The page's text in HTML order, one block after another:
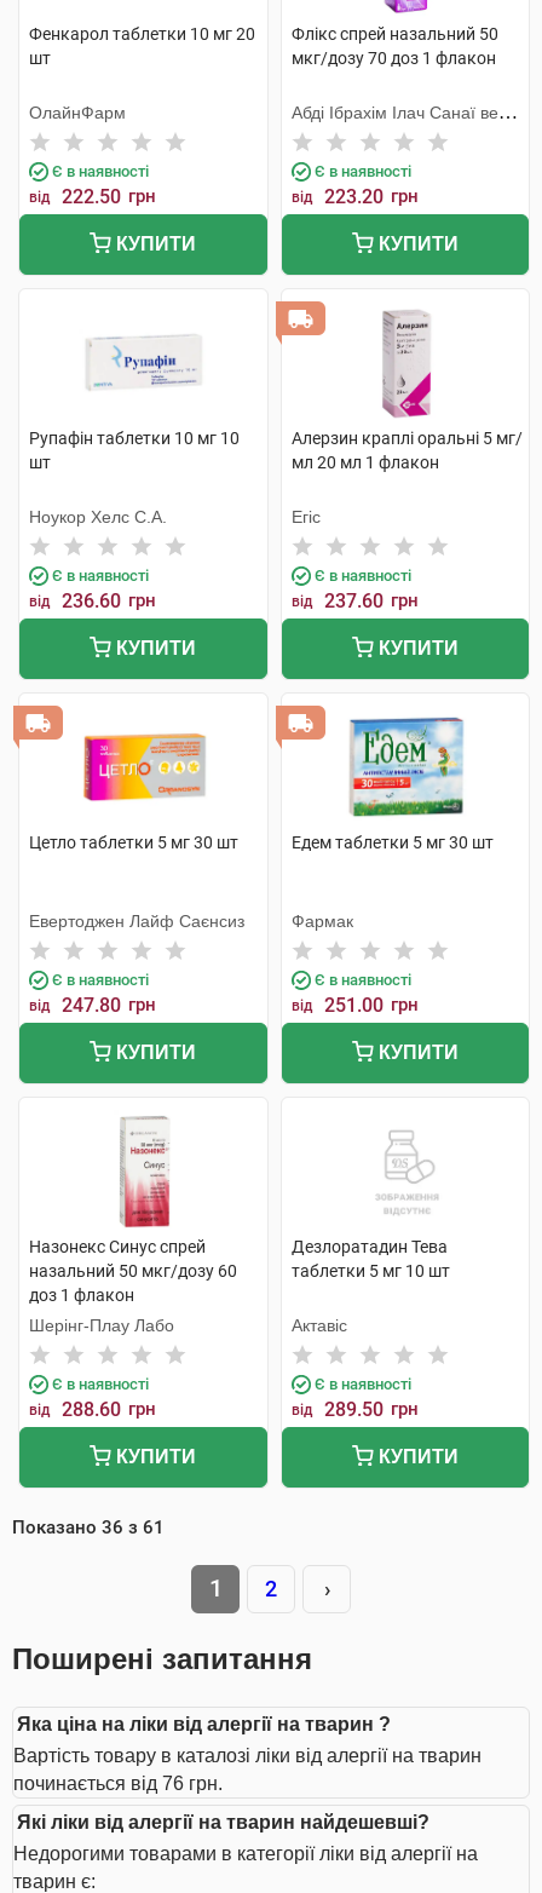
Фенкарол таблетки 10 мг 20
шт
ОлайнФарм
Є в наявності
від 222.50 грн
КУПИТИ
Флікс спрей назальний 50
мкг/дозу 70 доз 1 флакон
Абді Ібрахім Ілач Санаї ве
Тіджарет
Є в наявності
від 223.20 грн
КУПИТИ
Рупафін таблетки 10 мг 10
шт
Ноукор Хелс С.А.
Є в наявності
від 236.60 грн
КУПИТИ
Алерзин краплі оральні 5 мг/
мл 20 мл 1 флакон
Егіс
Є в наявності
від 237.60 грн
КУПИТИ
Цетло таблетки 5 мг 30 шт
Евертоджен Лайф Саєнсиз
Є в наявності
від 247.80 грн
КУПИТИ
Едем таблетки 5 мг 30 шт
Фармак
Є в наявності
від 251.00 грн
КУПИТИ
Назонекс Синус спрей
назальний 50 мкг/дозу 60
доз 1 флакон
Шерінг-Плау Лабо
Є в наявності
від 288.60 грн
КУПИТИ
Дезлоратадин Тева
таблетки 5 мг 10 шт
Актавіс
Є в наявності
від 289.50 грн
КУПИТИ
Показано 36 з 61
1 2 ›
Поширені запитання
Яка ціна на ліки від алергії на тварин ?
Вартість товару в каталозі ліки від алергії на тварин
починається від 76 грн.
Які ліки від алергії на тварин найдешевші?
Недорогими товарами в категорії ліки від алергії на
тварин є: